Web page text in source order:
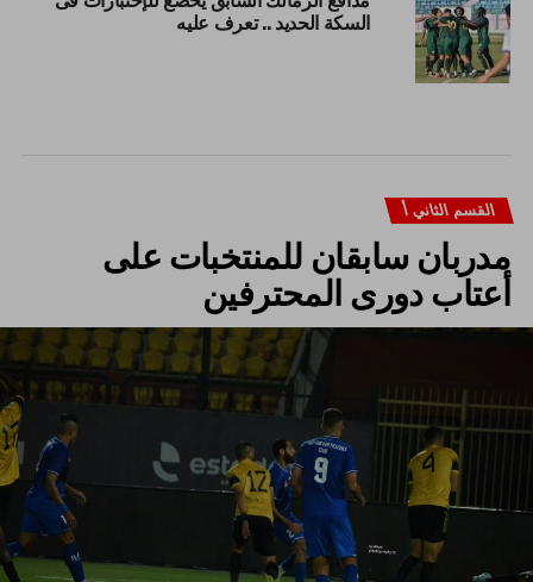
السكة الحديد .. تعرف عليه
القسم الثاني أ
مدربان سابقان للمنتخبات على
أعتاب دورى المحترفين